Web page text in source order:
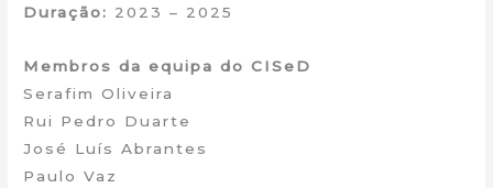
Duração: 2023 – 2025
Membros da equipa do CISeD
Serafim Oliveira
Rui Pedro Duarte
José Luís Abrantes
Paulo Vaz